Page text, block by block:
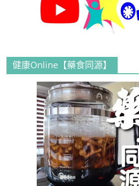
健康Online【藥食同源】